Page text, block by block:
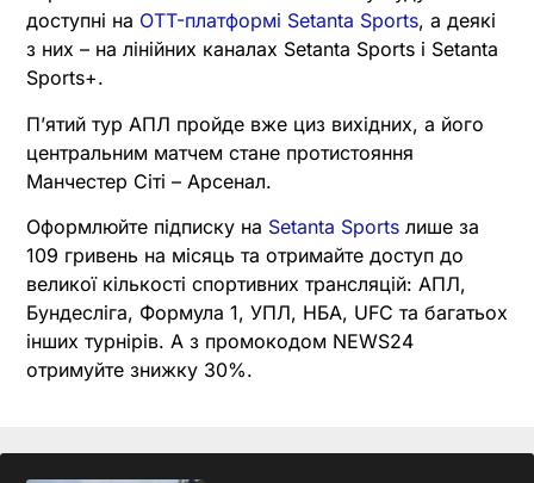
доступні на OTT-платформі Setanta Sports, а деякі
з них – на лінійних каналах Setanta Sports і Setanta
Sports+.
П’ятий тур АПЛ пройде вже циз вихідних, а його
центральним матчем стане протистояння
Манчестер Сіті – Арсенал.
Оформлюйте підписку на Setanta Sports лише за
109 гривень на місяць та отримайте доступ до
великої кількості спортивних трансляцій: АПЛ,
Бундесліга, Формула 1, УПЛ, НБА, UFC та багатьох
інших турнірів. А з промокодом NEWS24
отримуйте знижку 30%.